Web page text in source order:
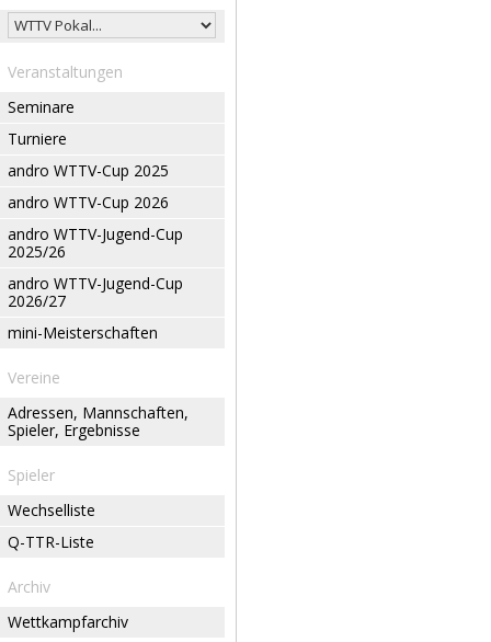
Veranstaltungen
Seminare
Turniere
andro WTTV-Cup 2025
andro WTTV-Cup 2026
andro WTTV-Jugend-Cup
2025/26
andro WTTV-Jugend-Cup
2026/27
mini-Meisterschaften
Vereine
Adressen, Mannschaften,
Spieler, Ergebnisse
Spieler
Wechselliste
Q-TTR-Liste
Archiv
Wettkampfarchiv